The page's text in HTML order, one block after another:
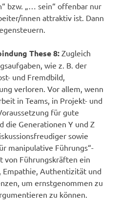
bzw. „… sein“ offenbar nur
innen attraktiv ist. Dann
These 8: Zugleich
wie z. B. der
und Fremdbild,
verloren. Vor allem, wenn
in Teams, in Projekt- und
für gute
die Generationen Y und Z
sowie
manipulative Führungs“-
von Führungskräften ein
Empathie, Authentizität und
um ernstgenommen zu
zu können.